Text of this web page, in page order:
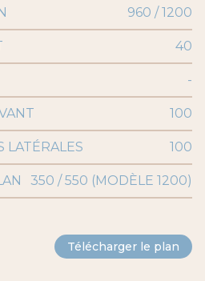
960 / 1200
40
-
100
LATÉRALES 100
350 / 550 (MODÈLE 1200)
Télécharger le plan